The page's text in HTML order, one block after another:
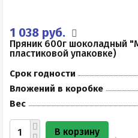
1 038 руб.
Пряник 600г шоколадный
пластиковой упаковке)
Срок годности
Вложений в коробке
Вес
В корзину